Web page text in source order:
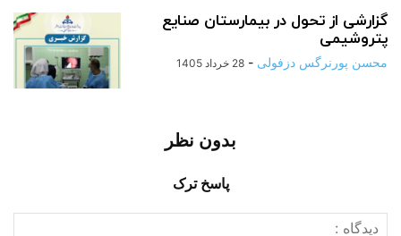
گزارشی از تحول در بیمارستان صنایع
پتروشیمی
محسن پورنرگس دزفولی - 28 خرداد 1405
بدون نظر
پاسخ ترک